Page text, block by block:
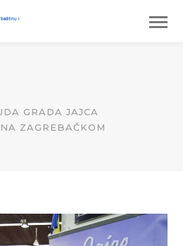
GRADA JAJCA
ZAGREBAČKOM